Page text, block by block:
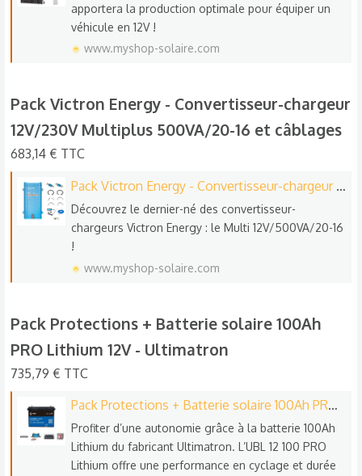
apportera la production optimale pour équiper un
véhicule en 12V !
www.myshop-solaire.com
Pack Victron Energy - Convertisseur-chargeur
12V/230V Multiplus 500VA/20-16 et câblages​
683,14 € TTC
Pack Victron Energy - Convertisseur-chargeur 12V/230V Multiplus 500VA/20-16 et câblages
Découvrez le dernier-né des convertisseur-
chargeurs Victron Energy : le Multi 12V/500VA/20-16
!
www.myshop-solaire.com
Pack Protections + Batterie solaire 100Ah
PRO Lithium 12V - Ultimatron​
735,79 € TTC
Pack Protections + Batterie solaire 100Ah PRO Lithium 12V - Ultimatron
Profiter d’une autonomie grâce à la batterie 100Ah
Lithium du fabricant Ultimatron. L’UBL 12 100 PRO
Lithium offre une performance en cyclage et durée